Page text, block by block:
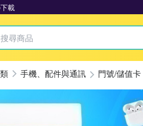
載
手機、配件與通訊 門號/儲值卡